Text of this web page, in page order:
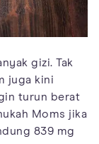
gizi. Tak
juga kini
turun berat
Moms jika
839 mg